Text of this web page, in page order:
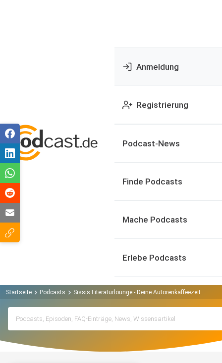
Anmeldung
Registrierung
Podcast-News
Finde Podcasts
Mache Podcasts
Erlebe Podcasts
Startseite Podcasts Sissis Literaturlounge - Deine Autorenkaffeezeit